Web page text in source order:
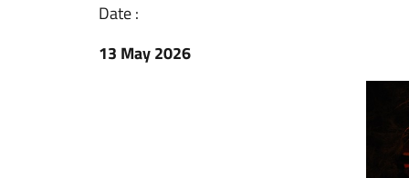
Date :
13 May 2026